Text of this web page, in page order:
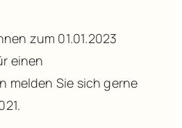
zum 01.01.2023
einen
melden Sie sich gerne